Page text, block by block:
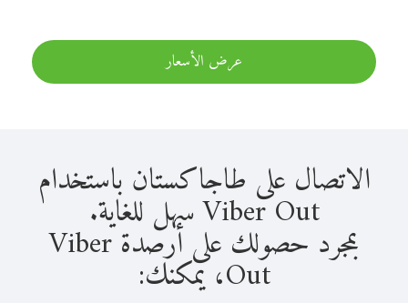
عرض الأسعار
الاتصال على طاجاكستان باستخدام
Viber Out سهل للغاية.
بمجرد حصولك على أرصدة Viber
Out، يمكنك: